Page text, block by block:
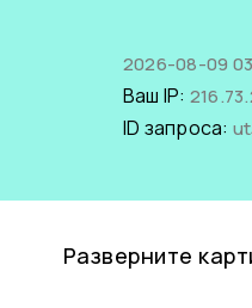
2026-08-09
Ваш IP:
ID запроса:
Разверните